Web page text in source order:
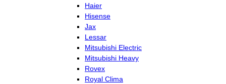
Haier
Hisense
Jax
Lessar
Mitsubishi Electric
Mitsubishi Heavy
Rovex
Royal Clima